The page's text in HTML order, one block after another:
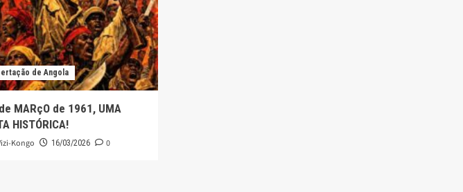
de Angola
MARçO de 1961, UMA
HISTÓRICA!
Kongo 16/03/2026 0